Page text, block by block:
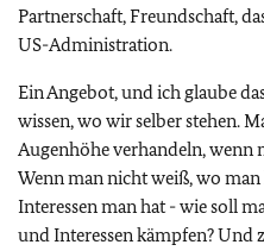
Partnerschaft, Freundschaft,
US-Administration.
Ein Angebot, und ich glaube
wissen, wo wir selber stehen.
Augenhöhe verhandeln, wenn
Wenn man nicht weiß, wo
Interessen man hat - wie soll
und Interessen kämpfen? Und